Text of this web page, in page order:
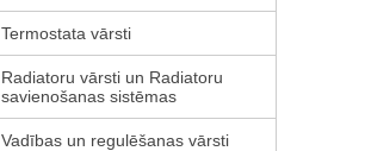
Termostata vārsti
Radiatoru vārsti un Radiatoru
savienošanas sistēmas
Vadības un regulēšanas vārsti